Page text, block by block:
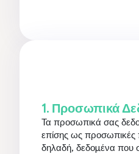
1. Προσωπικά
Τα προσωπικά σας
επίσης ως προσωπικές
δηλαδή, δεδομένα που